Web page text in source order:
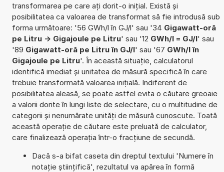
transformarea pe care ați dorit-o inițial. Există și
posibilitatea ca valoarea de transformat să fie introdusă sub
forma următoare: '56 GWh/l în GJ/l' sau '34 Gigawatt-oră
pe Litru -> Gigajoule pe Litru' sau '12 GWh/l = GJ/l' sau
'89 Gigawatt-oră pe Litru în GJ/l' sau '67 GWh/l în
Gigajoule pe Litru'. În această situație, calculatorul
identifică imediat și unitatea de măsură specifică în care
trebuie transformată valoarea inițială. Indiferent de
posibilitatea aleasă, se poate astfel evita o căutare greoaie
a valorii dorite în lungi liste de selectare, cu o multitudine de
categorii și nenumărate unități de măsură cunoscute. Toată
această operație de căutare este preluată de calculator,
care finalizează operația într-o fracțiune de secundă.
Dacă s-a bifat caseta din dreptul textului 'Numere în
notație științifică', rezultatul va apărea în formă